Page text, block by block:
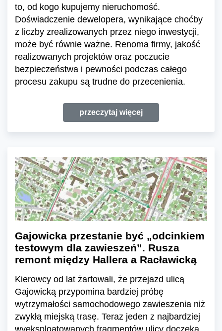
to, od kogo kupujemy nieruchomość.
Doświadczenie dewelopera, wynikające choćby
z liczby zrealizowanych przez niego inwestycji,
może być równie ważne. Renoma firmy, jakość
realizowanych projektów oraz poczucie
bezpieczeństwa i pewności podczas całego
procesu zakupu są trudne do przecenienia.
przeczytaj więcej
Gajowicka przestanie być „odcinkiem
testowym dla zawieszeń”. Rusza
remont między Hallera a Racławicką
Kierowcy od lat żartowali, że przejazd ulicą
Gajowicką przypomina bardziej próbę
wytrzymałości samochodowego zawieszenia niż
zwykłą miejską trasę. Teraz jeden z najbardziej